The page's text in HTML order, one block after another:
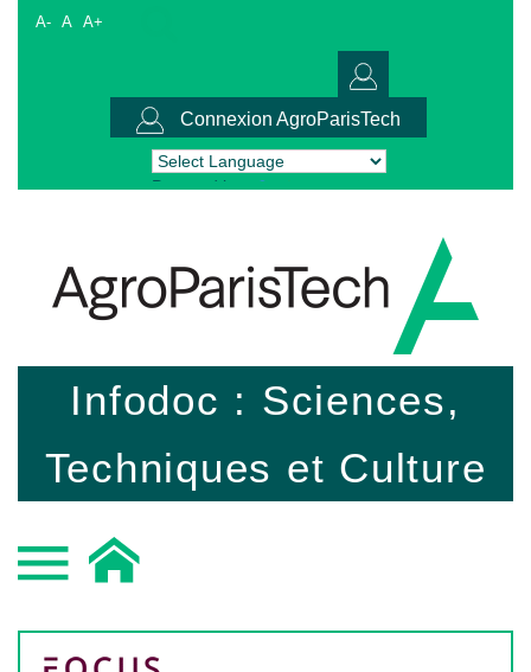
A- A A+
Connexion AgroParisTech
Powered by Translate
Infodoc : Sciences,
Techniques et Culture